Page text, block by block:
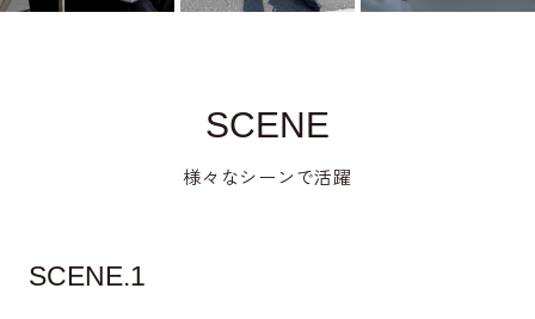
SCENE
様々なシーンで活躍
SCENE.1